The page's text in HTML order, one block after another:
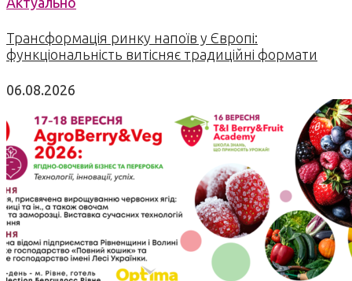
Трансформація ринку напоїв у Європі:
функціональність витісняє традиційні формати
06.08.2026